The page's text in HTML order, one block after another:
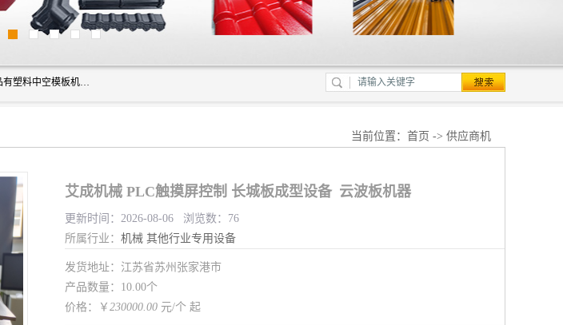
艾斯曼(张家港)技术工程设备有限公司是一家以新型建材生产设备生产制造，公司的主要经营产品有塑料中空模板机器、PET片材设备、可降解餐盒设备、树脂瓦设备、管材生产线、琉璃瓦设备等，艾斯曼机械在国内及国外享有较高盛誉拥有众多长期合作的老客户。
当前位置： 首页 -> 供应商机
艾成机械 PLC触摸屏控制 长城板成型设备 云波板机器
更新时间：2026-08-06 浏览数：76
所属行业： 机械 其他行业专用设备
发货地址：江苏省苏州张家港市
产品数量：10.00个
价格：￥ 230000.00 元/个 起